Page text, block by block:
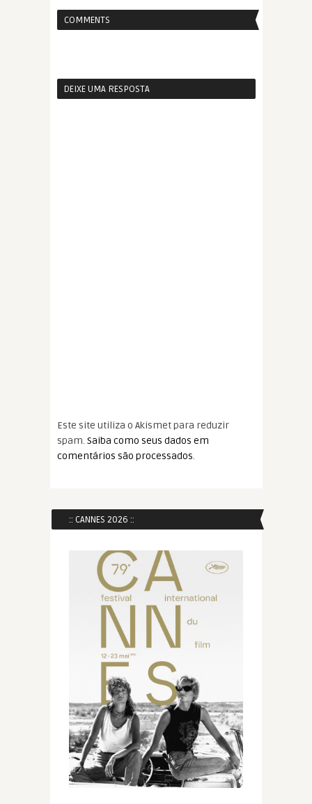
COMMENTS
DEIXE UMA RESPOSTA
Este site utiliza o Akismet para reduzir
spam. Saiba como seus dados em
comentários são processados.
:: CANNES 2026 ::